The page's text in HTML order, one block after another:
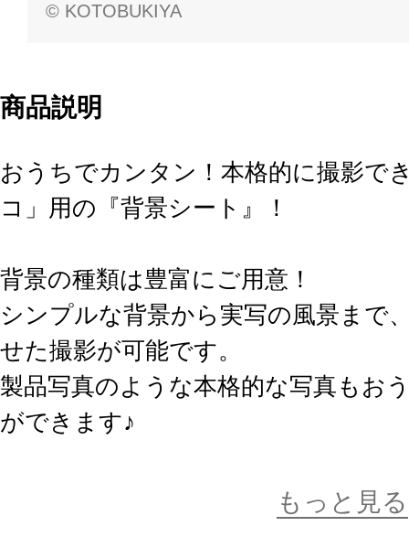
© KOTOBUKIYA
商品説明
おうちでカンタン！本格的に撮影で
コ」用の『背景シート』！
背景の種類は豊富にご用意！
シンプルな背景から実写の風景まで
せた撮影が可能です。
製品写真のような本格的な写真もお
ができます♪
裏側に面ファスナーが付いているの
もっと見る